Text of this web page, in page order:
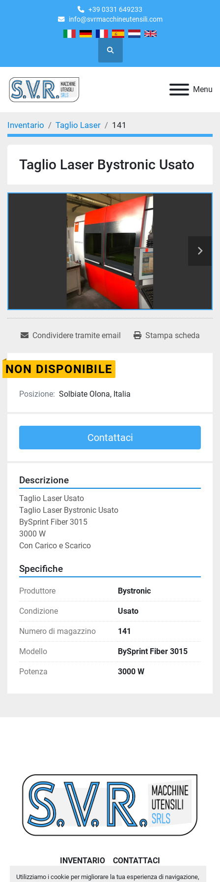
Utilizziamo i cookie per migliorare la tua esperienza di navigazione,
+39 0331 649233
info@svrmacchineutensili.com
Cerca
Menu
Inventario Taglio Laser 141
Taglio Laser Bystronic Usato
Condividere tramite email Stampa scheda
NON DISPONIBILE
Posizione: Solbiate Olona, Italia
Contattaci
Descrizione
Taglio Laser Usato
Taglio Laser Bystronic Usato
BySprint Fiber 3015
3000 W
Con Carico e Scarico
Specifiche
Produttore Bystronic
Condizione Usato
Numero di magazzino 141
Modello BySprint Fiber 3015
Potenza 3000 W
INVENTARIO CONTATTACI